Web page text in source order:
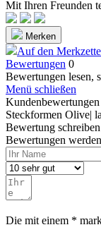
Mit Ihren Freunden
Merken
Auf den
Bewertungen 0
Bewertungen lesen,
Menü schließen
Steckformen Olive|
Bewertung schreiben
Bewertungen
Die mit einem *